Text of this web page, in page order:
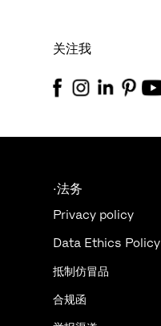
关注我
·法务
Privacy policy
Data Ethics Policy
抵制仿冒品
合规函